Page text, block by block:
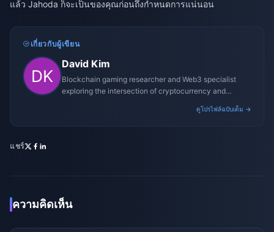
แล้ว Jahoda ก็จะเป็นของคุณก่อนถึงกำหนดการแน่นอน
เกี่ยวกับผู้เขียน
David Kim
Blockchain gaming researcher and Web3 specialist
exploring the intersection of cryptocurrency and
ดูโปรไฟล์ฉบับเต็ม →
แชร์
ความคิดเห็น